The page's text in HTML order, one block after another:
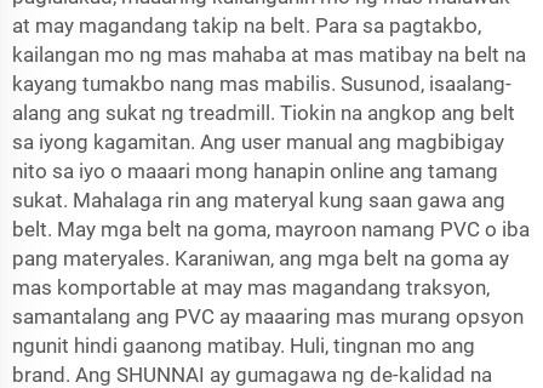
at may magandang takip na belt. Para sa pagtakbo,
kailangan mo ng mas mahaba at mas matibay na belt na
kayang tumakbo nang mas mabilis. Susunod, isaalang-
alang ang sukat ng treadmill. Tiokin na angkop ang belt
sa iyong kagamitan. Ang user manual ang magbibigay
nito sa iyo o maaari mong hanapin online ang tamang
sukat. Mahalaga rin ang materyal kung saan gawa ang
belt. May mga belt na goma, mayroon namang PVC o iba
pang materyales. Karaniwan, ang mga belt na goma ay
mas komportable at may mas magandang traksyon,
samantalang ang PVC ay maaaring mas murang opsyon
ngunit hindi gaanong matibay. Huli, tingnan mo ang
brand. Ang SHUNNAI ay gumagawa ng de-kalidad na